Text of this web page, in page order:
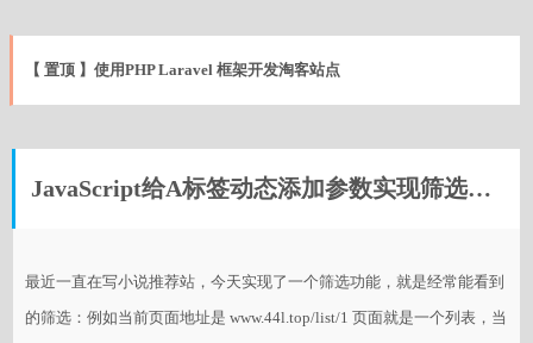
【 置顶 】使用PHP Laravel 框架开发淘客站点
JavaScript给A标签动态添加参数实现筛选功能
最近一直在写小说推荐站，今天实现了一个筛选功能，就是经常能看到
的筛选：例如当前页面地址是 www.44l.top/list/1 页面就是一个列表，当